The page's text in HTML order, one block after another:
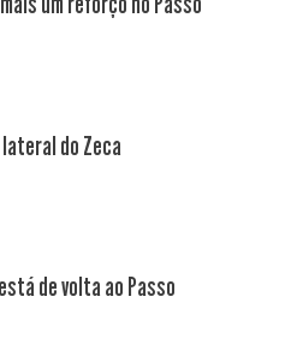
do Zeca
de volta ao Passo